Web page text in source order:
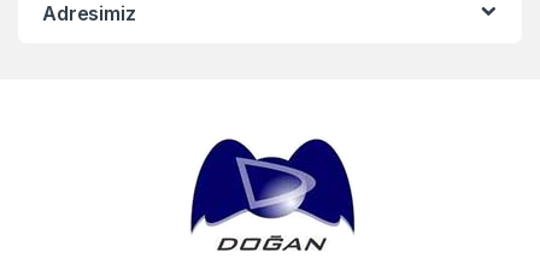
Adresimiz